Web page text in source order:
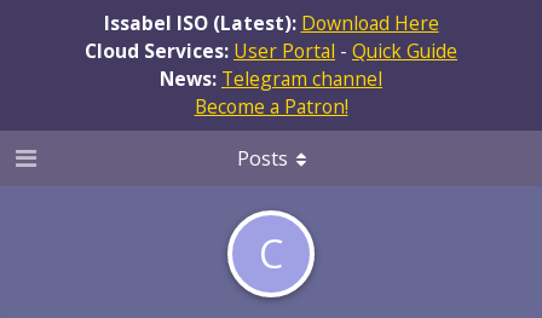
Issabel ISO (Latest): Download Here
Cloud Services: User Portal - Quick Guide
News: Telegram channel
Become a Patron!
C
Posts